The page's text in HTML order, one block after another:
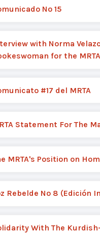
Nº 15
with Norma
for the MRTA
#17 del MRTA
Statement For The
MRTA's Position on
Rebelde Nº 8 (Edición
With The